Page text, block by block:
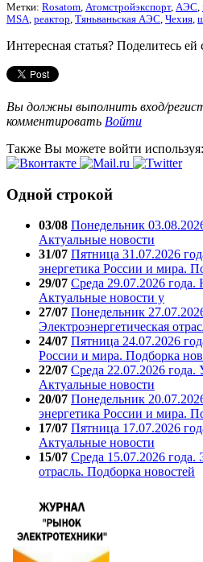
Метки: Rosatom, Атомстройэкспорт, АЭС,
MSA, реактор, Тяньваньская АЭС, Чехия,
Интересная статья? Поделитесь ей
Вы должны выполнить вход/
комментировать Войти
Также Вы можете войти используя:
Одной строкой
03/08 Понедельник
Актуальные новости
31/07 Пятница 31.07.2026
энергетика России и мира.
29/07 Среда 29.07.2026 года.
Актуальные новости у
27/07 Понедельник
Электроэнергетическая
24/07 Пятница 24.07.2026
России и мира. Подборка
22/07 Среда 22.07.2026 года.
Актуальные новости
20/07 Понедельник
энергетика России и мира.
17/07 Пятница 17.07.2026
Актуальные новости
15/07 Среда 15.07.2026 года.
отрасль. Подборка новостей